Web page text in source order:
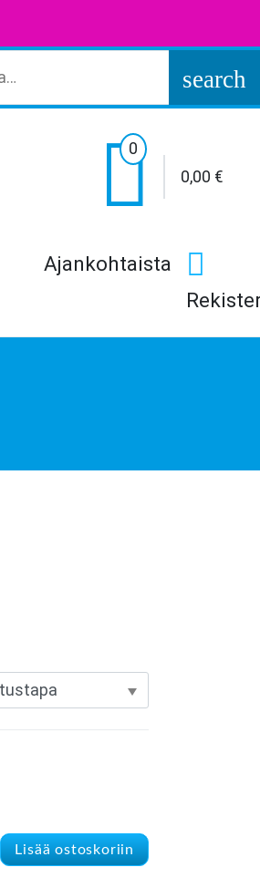
search

0
0,00 €
Ajankohtaista
Lisää ostoskoriin